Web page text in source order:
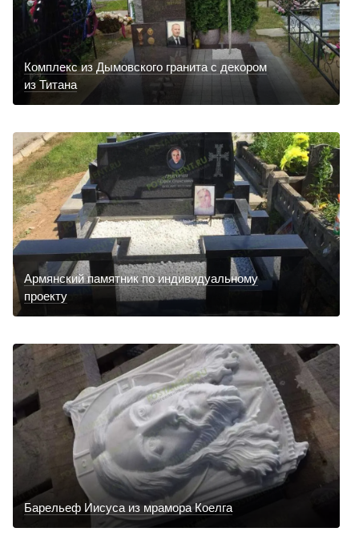
Комплекс из Дымовского гранита с декором
из Титана
Армянский памятник по индивидуальному
проекту
Барельеф Иисуса из мрамора Коелга